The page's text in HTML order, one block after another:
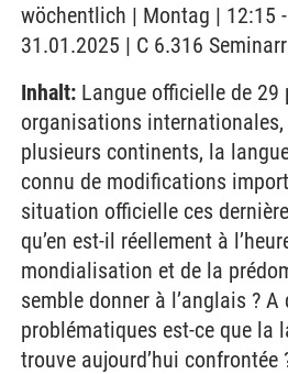
wöchentlich | Montag | 12:15
31.01.2025 | C 6.316
Inhalt: Langue officielle de 29
organisations internationales,
plusieurs continents, la
connu de modifications
situation officielle ces
qu’en est-il réellement à
mondialisation et de la
semble donner à l’anglais ? A
problématiques est-ce que la
trouve aujourd’hui confrontée